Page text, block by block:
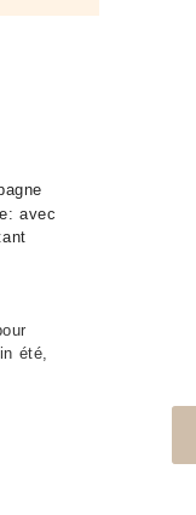
avec
été,